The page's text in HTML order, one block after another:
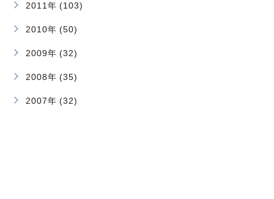
2011年 (103)
2010年 (50)
2009年 (32)
2008年 (35)
2007年 (32)